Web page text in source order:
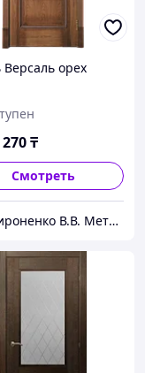
орех
₸
Смотреть
ИП Мироненко В.В. Металлические и межкомнатные двери